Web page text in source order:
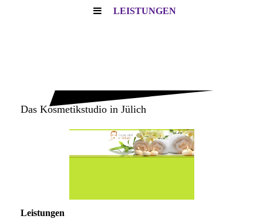
LEISTUNGEN
Das Kosmetikstudio in Jülich
Leistungen